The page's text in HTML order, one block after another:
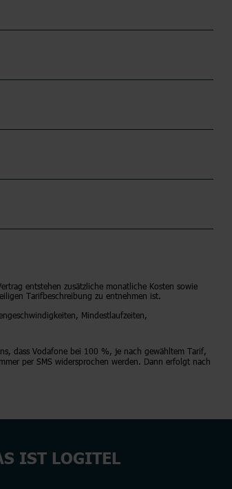
entstehen zusätzliche monatliche Kosten sowie
Tarifbeschreibung zu entnehmen ist.
Mindestlaufzeiten,
dass Vodafone bei 100 %, je nach gewähltem Tarif,
per SMS widersprochen werden. Dann erfolgt nach
IST LOGITEL